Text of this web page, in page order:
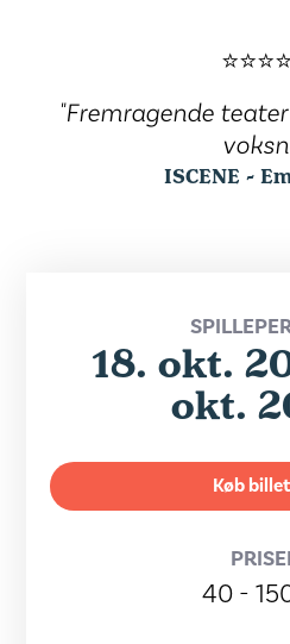
"Fremragende
ISCENE -
18. okt.
okt.
Køb
40 -